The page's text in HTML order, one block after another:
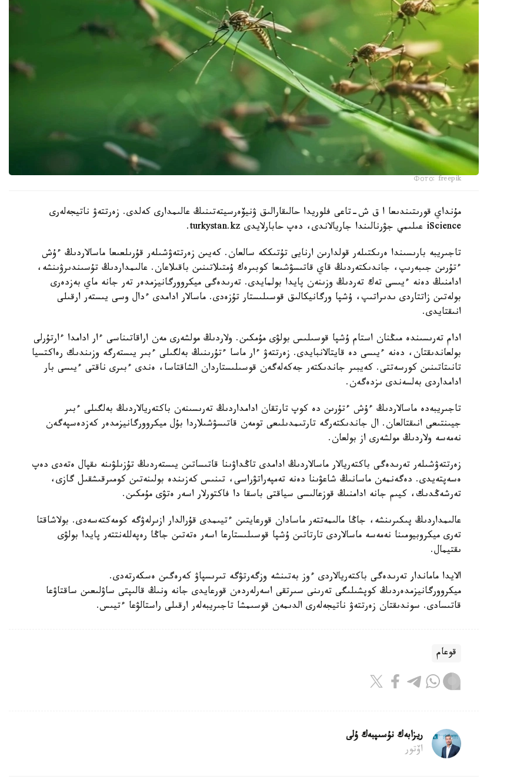
Фото: freepik
مۇنداي قورىتىندىعا ا ق ش-تاعى فلوريدا حالىقارالىق ۋنيۆەرسيتەتىنىڭ عالىمدارى كەلدى. زەرتتەۋ ناتيجەلەرى
iScience عىلىمي جۋرنالىندا جاريالاندى، دەپ حابارلايدى turkystan.kz.
تاجىريبە بارىسىندا ەرىكتىلەر قولدارىن ارنايى تۇتىككە سالعان. كەيىن زەرتتەۋشىلەر قۇرىلعىعا ماسالاردىڭ ءۇش
ءتۇرىن جىبەرىپ، جاندىكتەردىڭ قاي قاتىسۋشىعا كوبىرەك ۇمتىلاتىنىن باقىلاعان. عالىمداردىڭ تۇسىندىرۋىنشە،
ادامنىڭ دەنە ءيىسى تەك تەردىڭ وزىنەن پايدا بولمايدى. تەرىدەگى ميكروورگانيزمدەر تەر جانە ماي بەزدەرى
بولەتىن زاتتاردى ىدىراتىپ، ۇشپا ورگانيكالىق قوسىلىستار تۇزەدى. ماسالار ادامدى ءدال وسى يىستەر ارقىلى
انىقتايدى.
ادام تەرىسىندە مىڭنان استام ۇشپا قوسىلىس بولۋى مۇمكىن. ولاردىڭ مولشەرى مەن اراقاتىناسى ءار ادامدا ءارتۇرلى
بولعاندىقتان، دەنە ءيىسى دە قايتالانبايدى. زەرتتەۋ ءار ماسا ءتۇرىنىڭ بەلگىلى ءبىر يىستەرگە وزىندىك رەاكتسيا
تانىتاتىنىن كورسەتتى. كەيبىر جاندىكتەر جەكەلەگەن قوسىلىستاردان الشاقتاسا، ەندى ءبىرى ناقتى ءيىسى بار
ادامداردى بەلسەندى ىزدەگەن.
تاجىريبەدە ماسالاردىڭ ءۇش ءتۇرىن دە كوپ تارتقان ادامداردىڭ تەرىسىنەن باكتەريالاردىڭ بەلگىلى ءبىر
جيىنتىعى انىقتالعان. ال جاندىكتەرگە تارتىمدىلىعى تومەن قاتىسۋشىلاردا بۇل ميكروورگانيزمدەر كەزدەسپەگەن
نەمەسە ولاردىڭ مولشەرى از بولعان.
زەرتتەۋشىلەر تەرىدەگى باكتەريالار ماسالاردىڭ ادامدى تاڭداۋىنا قاتىساتىن يىستەردىڭ تۇزىلۋىنە ىقپال ەتەدى دەپ
ەسەپتەيدى. دەگەنمەن ماسانىڭ شاعۋىنا دەنە تەمپەراتۋراسى، تىنىس كەزىندە بولىنەتىن كومىرقىشقىل گازى،
تەرشەڭدىك، كيىم جانە ادامنىڭ قوزعالىسى سياقتى باسقا دا فاكتورلار اسەر ەتۋى مۇمكىن.
عالىمداردىڭ پىكىرىنشە، جاڭا مالىمەتتەر ماسادان قورعايتىن ءتيىمدى قۇرالدار ازىرلەۋگە كومەكتەسەدى. بولاشاقتا
تەرى ميكروبيومىنا نەمەسە ماسالاردى تارتاتىن ۇشپا قوسىلىستارعا اسەر ەتەتىن جاڭا رەپەللەنتتەر پايدا بولۋى
ىقتيمال.
الايدا ماماندار تەرىدەگى باكتەريالاردى ءوز بەتىنشە وزگەرتۋگە تىرىسپاۋ كەرەگىن ەسكەرتەدى.
ميكروورگانيزمدەردىڭ كوپشىلىگى تەرىنى سىرتقى اسەرلەردەن قورعايدى جانە ونىڭ قالىپتى ساۋلىعىن ساقتاۋعا
قاتىسادى. سوندىقتان زەرتتەۋ ناتيجەلەرى الدىمەن قوسىمشا تاجىريبەلەر ارقىلى راستالۋعا ءتيىس.
قوعام
ريزابەك نۇسىپبەك ۇلى
اۆتور